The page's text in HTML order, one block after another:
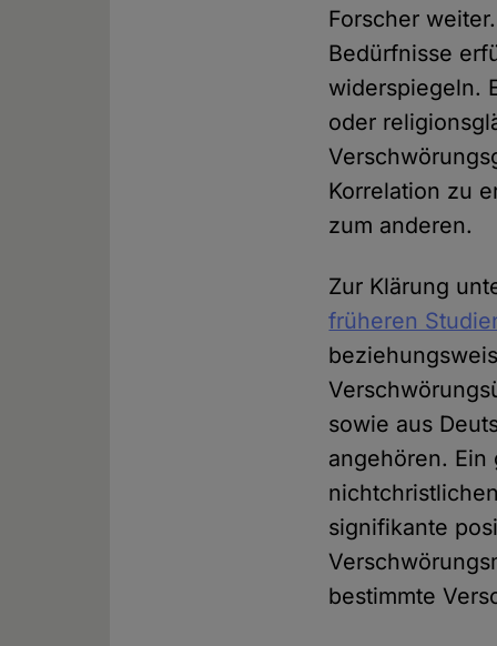
Forscher
Bedürfnisse
widerspiegeln.
oder
Korrelation zu
zum anderen.
Zur Klärung
früheren
sowie aus
angehören.
signifikante
bestimmte